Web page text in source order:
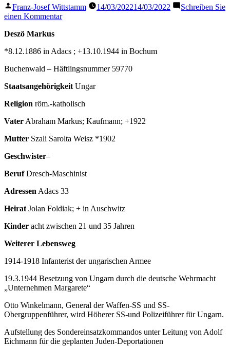
Veröffentlicht
von
Franz-Josef Wittstamm 14/03/202214/03/2022
Schreiben Sie
einen Kommentarzu
Deszö Markus
*8.12.1886 in Adacs ; +13.10.1944 in Bochum
Buchenwald – Häftlingsnummer 59770
Staatsangehörigkeit Ungar
Religion röm.-katholisch
Vater Abraham Markus; Kaufmann; +1922
Mutter Szali Sarolta Weisz *1902
Geschwister–
BerufDresch-Maschinist
Adressen Adacs 33
Heirat Jolan Foldiak; + in Auschwitz
Kinder acht zwischen 21 und 35 Jahren
Weiterer Lebensweg
1914-1918 Infanterist der ungarischen Armee
19.3.1944 Besetzung von Ungarn durch die deutsche Wehrmacht
„Unternehmen Margarete“
Otto Winkelmann, General der Waffen-SS und SS-
Obergruppenführer, wird Höherer SS-und Polizeiführer für Ungarn.
Aufstellung des Sondereinsatzkommandos unter Leitung von Adolf
Eichmann für die geplanten Juden-Deportationen